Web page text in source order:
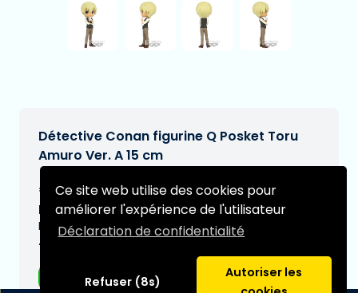
Ce site web utilise des cookies pour
améliorer l'expérience de l'utilisateur
Déclaration de confidentialité
Refuser (8s)
Autoriser les
Détective Conan figurine Q Posket Toru
Amuro Ver. A 15 cm
€25,95 [Sous réserve de modifications]
Date de livraison prévue:
N/A
Type:
Figurines d'anime